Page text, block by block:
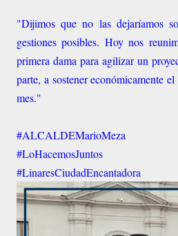
"Dijimos que no las dejaríamos
gestiones posibles. Hoy nos
primera dama para agilizar un
parte, a sostener económicamente
mes."
#ALCALDEMarioMeza
#LoHacemosJuntos
#LinaresCiudadEncantadora